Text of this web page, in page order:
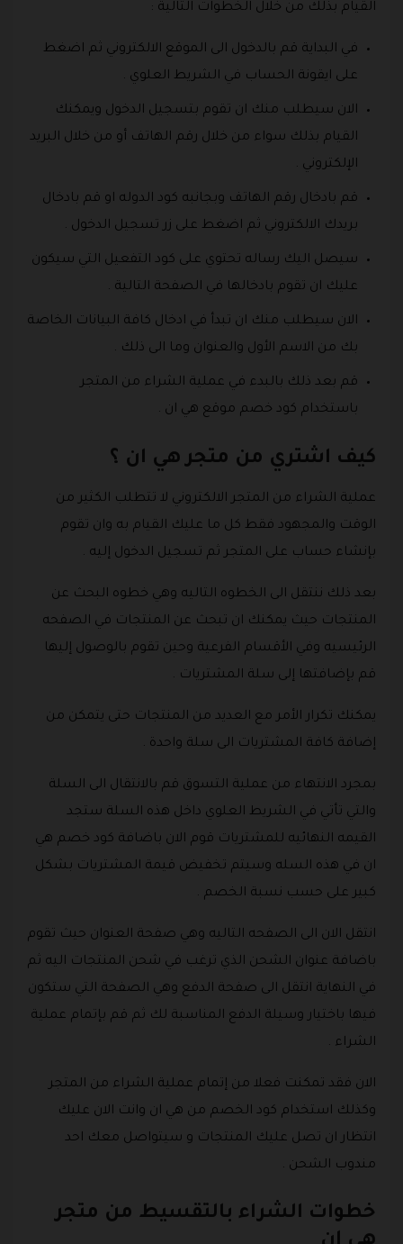
القيام بذلك من خلال الخطوات التالية :
في البداية قم بالدخول الى الموقع الالكتروني ثم اضغط
على ايقونة الحساب في الشريط العلوي .
الان سيطلب منك ان تقوم بتسجيل الدخول ويمكنك
القيام بذلك سواء من خلال رقم الهاتف أو من خلال البريد
الإلكتروني .
قم بادخال رقم الهاتف وبجانبه كود الدوله او قم بادخال
بريدك الالكتروني ثم اضغط على زر تسجيل الدخول .
سيصل اليك رساله تحتوي على كود التفعيل التي سيكون
عليك ان تقوم بادخالها في الصفحة التالية .
الان سيطلب منك ان تبدأ في ادخال كافة البيانات الخاصة
بك من الاسم الأول والعنوان وما الى ذلك .
قم بعد ذلك بالبدء في عملية الشراء من المتجر
باستخدام كود خصم موقع هي ان .
كيف اشتري من متجر هي ان ؟
عملية الشراء من المتجر الالكتروني لا تتطلب الكثير من
الوقت والمجهود فقط كل ما عليك القيام به وان تقوم
بإنشاء حساب على المتجر ثم تسجيل الدخول إليه .
بعد ذلك ننتقل الى الخطوه التاليه وهي خطوه البحث عن
المنتجات حيث يمكنك ان تبحث عن المنتجات في الصفحه
الرئيسيه وفي الأقسام الفرعية وحين تقوم بالوصول إليها
قم بإضافتها إلى سلة المشتريات .
يمكنك تكرار الأمر مع العديد من المنتجات حتى يتمكن من
إضافة كافة المشتريات الى سلة واحدة .
بمجرد الانتهاء من عملية التسوق قم بالانتقال الى السلة
والتي تأتي في الشريط العلوي داخل هذه السلة ستجد
القيمه النهائيه للمشتريات قوم الان باضافة كود خصم هي
ان في هذه السله وسيتم تخفيض قيمة المشتريات بشكل
كبير على حسب نسبة الخصم .
انتقل الان الى الصفحه التاليه وهي صفحة العنوان حيث تقوم
باضافة عنوان الشحن الذي ترغب في شحن المنتجات اليه ثم
في النهاية انتقل الى صفحة الدفع وهي الصفحة التي ستكون
فيها باختيار وسيلة الدفع المناسبة لك ثم قم بإتمام عملية
الشراء .
الان فقد تمكنت فعلا من إتمام عملية الشراء من المتجر
وكذلك استخدام كود الخصم من هي ان وانت الان عليك
انتظار ان تصل عليك المنتجات و سيتواصل معك احد
مندوب الشحن .
خطوات الشراء بالتقسيط من متجر